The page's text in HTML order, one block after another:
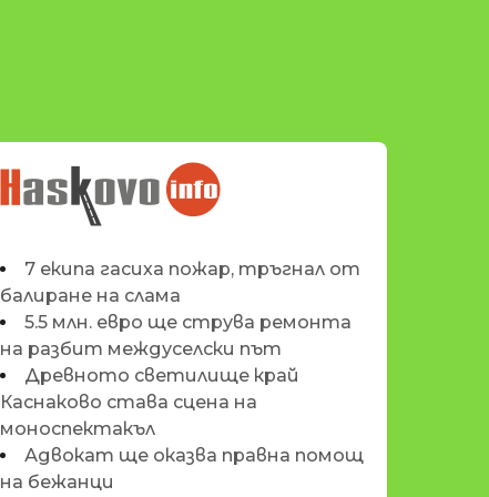
НОВИНИТЕ НА
HASKOVO.INFO
7 екипа гасиха пожар, тръгнал от
балиране на слама
5.5 млн. евро ще струва ремонта
на разбит междуселски път
Древното светилище край
Каснаково става сцена на
моноспектакъл
Адвокат ще оказва правна помощ
на бежанци